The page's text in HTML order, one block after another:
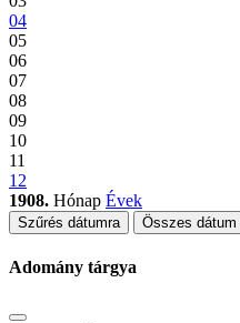
04
05
06
07
08
09
10
11
12
1908. Hónap Évek
Szűrés dátumra Összes dátum
Adomány tárgya